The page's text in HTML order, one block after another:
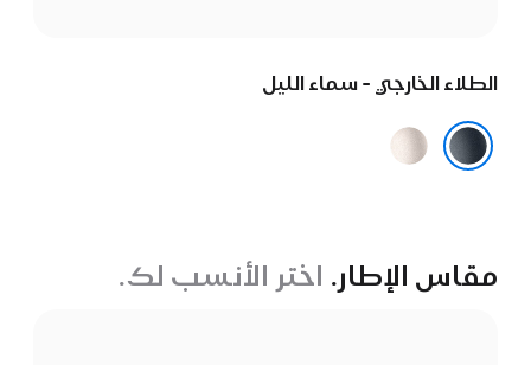
الطلاء الخارجي - سماء الليل
ضوء
النجوم
مقاس الإطار. اختر الأنسب لك.